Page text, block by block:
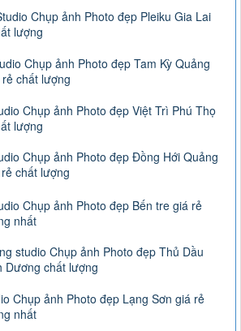
Chụp ảnh Photo đẹp Pleiku Gia Lai
lượng
Chụp ảnh Photo đẹp Tam Kỳ Quảng
chất lượng
Chụp ảnh Photo đẹp Việt Trì Phú Thọ
lượng
Chụp ảnh Photo đẹp Đồng Hới Quảng
chất lượng
Chụp ảnh Photo đẹp Bến tre giá rẻ
nhất
studio Chụp ảnh Photo đẹp Thủ Dầu
Dương chất lượng
Chụp ảnh Photo đẹp Lạng Sơn giá rẻ
nhất